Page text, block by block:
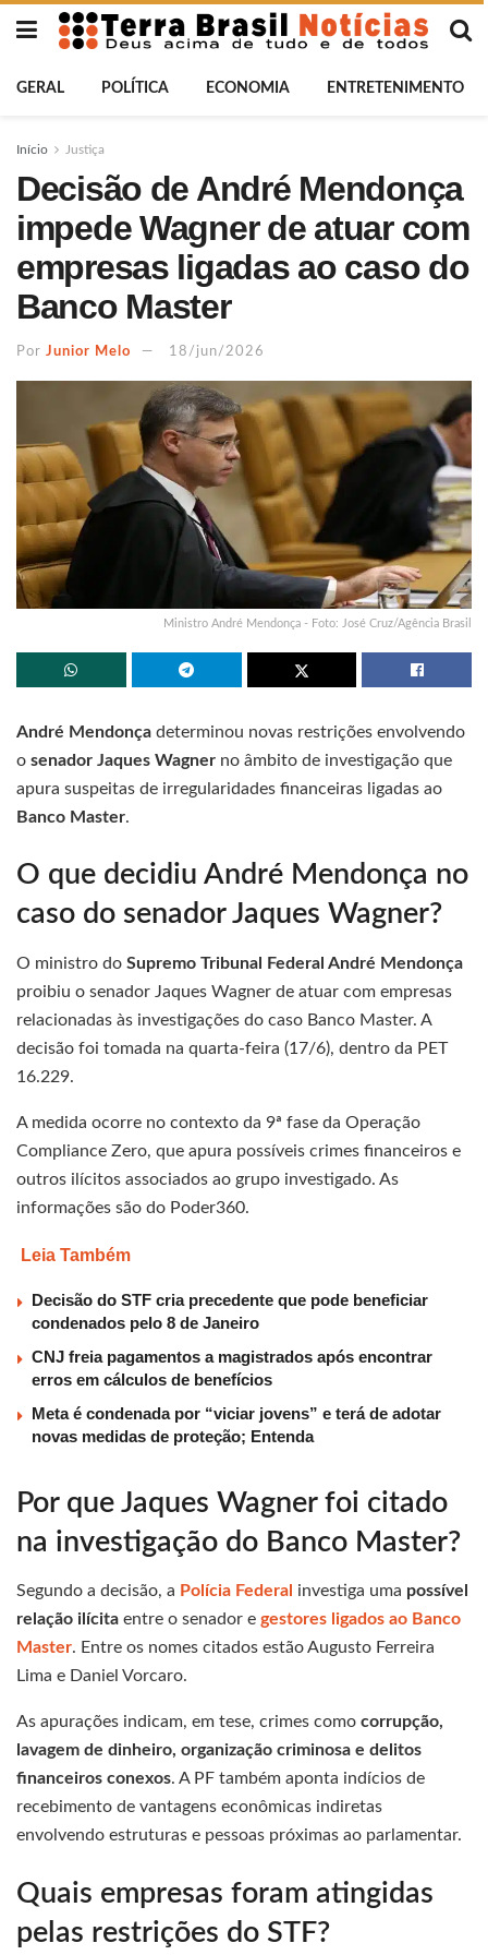
GERAL POLÍTICA ECONOMIA ENTRETENIMENTO
Início Justiça
Decisão de André Mendonça
impede Wagner de atuar com
empresas ligadas ao caso do
Banco Master
Por Junior Melo 18/jun/2026
Ministro André Mendonça - Foto: José Cruz/Agência Brasil
André Mendonça determinou novas restrições envolvendo
o senador Jaques Wagner no âmbito de investigação que
apura suspeitas de irregularidades financeiras ligadas ao
Banco Master.
O que decidiu André Mendonça no
caso do senador Jaques Wagner?
O ministro do Supremo Tribunal Federal André Mendonça
proibiu o senador Jaques Wagner de atuar com empresas
relacionadas às investigações do caso Banco Master. A
decisão foi tomada na quarta-feira (17/6), dentro da PET
16.229.
A medida ocorre no contexto da 9ª fase da Operação
Compliance Zero, que apura possíveis crimes financeiros e
outros ilícitos associados ao grupo investigado. As
informações são do Poder360.
Leia Também
Decisão do STF cria precedente que pode beneficiar
condenados pelo 8 de Janeiro
CNJ freia pagamentos a magistrados após encontrar
erros em cálculos de benefícios
Meta é condenada por “viciar jovens” e terá de adotar
novas medidas de proteção; Entenda
Por que Jaques Wagner foi citado
na investigação do Banco Master?
Segundo a decisão, a Polícia Federal investiga uma possível
relação ilícita entre o senador e gestores ligados ao Banco
Master. Entre os nomes citados estão Augusto Ferreira
Lima e Daniel Vorcaro.
As apurações indicam, em tese, crimes como corrupção,
lavagem de dinheiro, organização criminosa e delitos
financeiros conexos. A PF também aponta indícios de
recebimento de vantagens econômicas indiretas
envolvendo estruturas e pessoas próximas ao parlamentar.
Quais empresas foram atingidas
pelas restrições do STF?